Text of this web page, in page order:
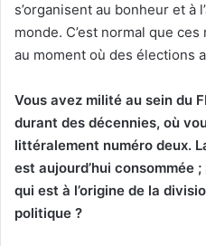
s’organisent au bonheur et à
monde. C’est normal que
au moment où des élections
Vous avez milité au sein du
durant des décennies, où
littéralement numéro deux.
est aujourd’hui consommée
qui est à l’origine de la
politique ?